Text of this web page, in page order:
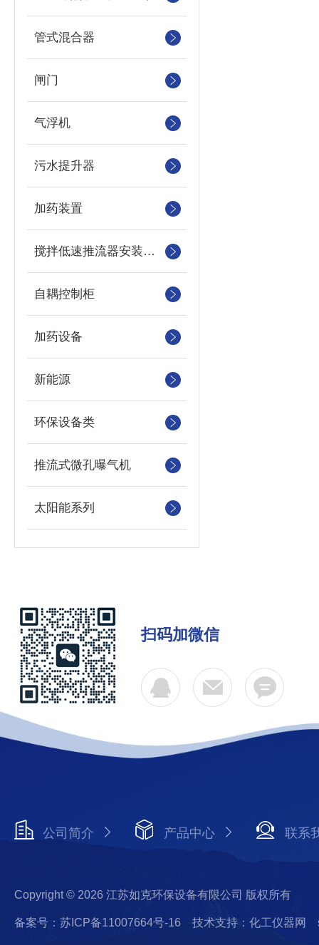
管式混合器
闸门
气浮机
污水提升器
加药装置
搅拌低速推流器安装系统
自耦控制柜
加药设备
新能源
环保设备类
推流式微孔曝气机
太阳能系列
扫码加微信
公司简介 产品中心 联系
Copyright © 2026 江苏如克环保设备有限公司 版权所有
备案号：苏ICP备11007664号-16 技术支持：化工仪器网